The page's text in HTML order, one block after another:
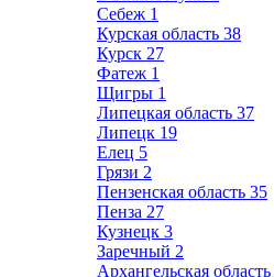
Себеж 1
Курская область 38
Курск 27
Фатеж 1
Щигры 1
Липецкая область 37
Липецк 19
Елец 5
Грязи 2
Пензенская область 35
Пенза 27
Кузнецк 3
Заречный 2
Архангельская область